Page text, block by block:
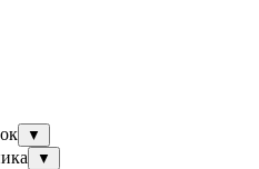
▼
▼